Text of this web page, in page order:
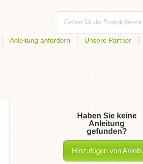
Anleitung anfordern Unsere Partner
Haben Sie keine
Anleitung
gefunden?
Hinzufügen von